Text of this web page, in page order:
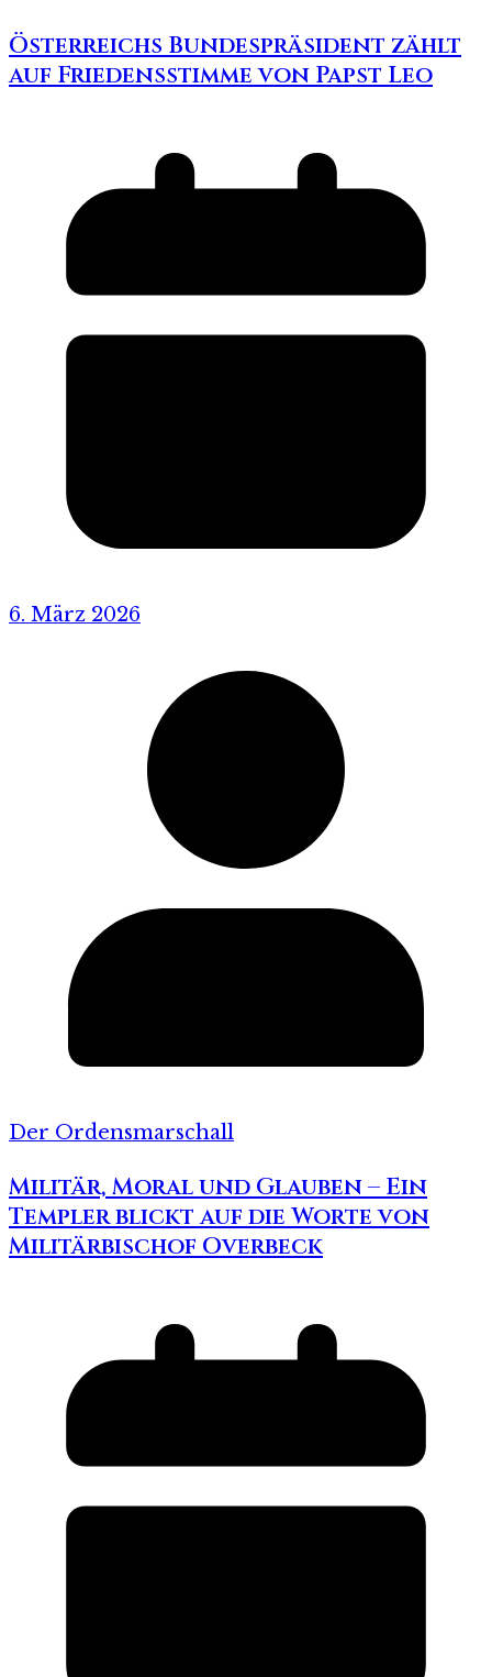
Österreichs Bundespräsident zählt
auf Friedensstimme von Papst Leo
6. März 2026
Der Ordensmarschall
Militär, Moral und Glauben – Ein
Templer blickt auf die Worte von
Militärbischof Overbeck